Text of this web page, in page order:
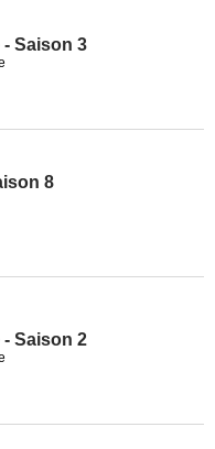
Saison 3
8
Saison 2